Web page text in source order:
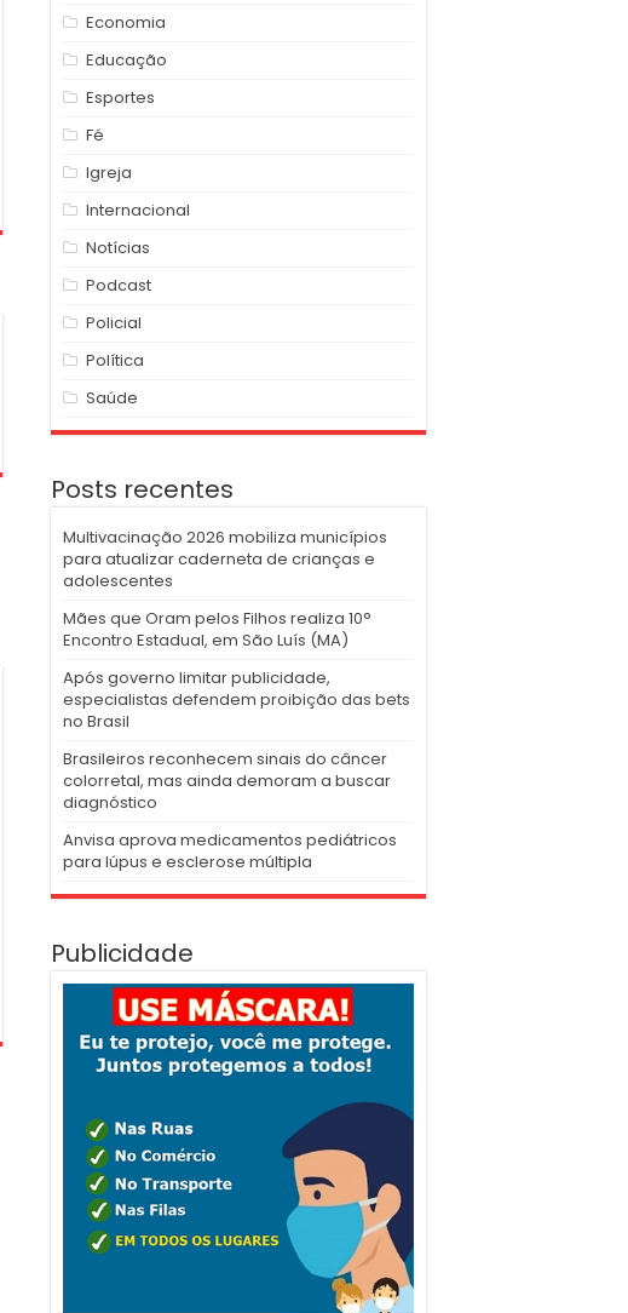
Economia
Educação
Esportes
Fé
Igreja
Internacional
Notícias
Podcast
Policial
Política
Saúde
Posts recentes
Multivacinação 2026 mobiliza municípios
para atualizar caderneta de crianças e
adolescentes
Mães que Oram pelos Filhos realiza 10°
Encontro Estadual, em São Luís (MA)
Após governo limitar publicidade,
especialistas defendem proibição das bets
no Brasil
Brasileiros reconhecem sinais do câncer
colorretal, mas ainda demoram a buscar
diagnóstico
Anvisa aprova medicamentos pediátricos
para lúpus e esclerose múltipla
Publicidade